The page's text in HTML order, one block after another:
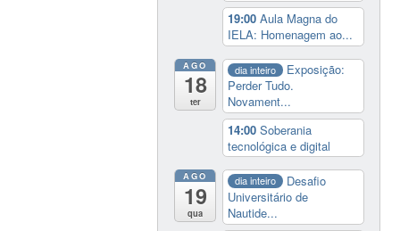
19:00Aula Magna do
IELA: Homenagem ao...
AGO
18
ter
dia inteiro
Exposição:
Perder Tudo.
Novament...
14:00Soberania
tecnológica e digital
AGO
19
qua
dia inteiro
Desafio
Universitário de
Nautide...